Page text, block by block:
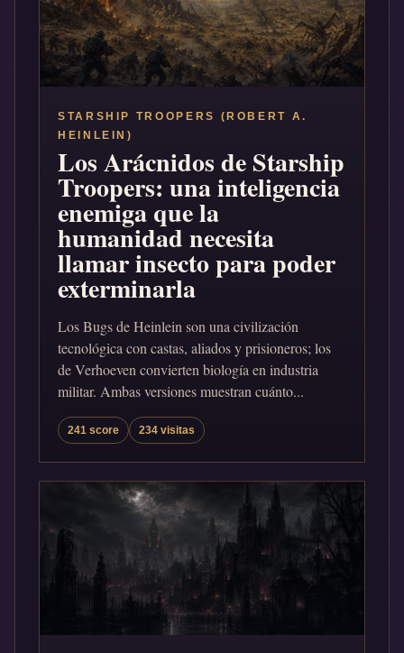
STARSHIP TROOPERS (ROBERT A.
HEINLEIN)
Los Arácnidos de Starship
Troopers: una inteligencia
enemiga que la
humanidad necesita
llamar insecto para poder
exterminarla
Los Bugs de Heinlein son una civilización
tecnológica con castas, aliados y prisioneros; los
de Verhoeven convierten biología en industria
militar. Ambas versiones muestran cuánto...
241 score 234 visitas